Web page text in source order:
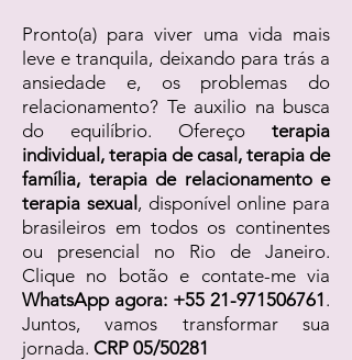
Pronto(a) para viver uma vida mais
leve e tranquila, deixando para trás a
ansiedade e, os problemas do
relacionamento? Te auxilio na busca
do equilíbrio. Ofereço terapia
individual, terapia de casal, terapia de
família, terapia de relacionamento e
terapia sexual , disponível online para
brasileiros em todos os continentes
ou presencial no Rio de Janeiro.
Clique no botão e contate-me via
WhatsApp agora: +55 21-971506761 .
Juntos, vamos transformar sua
jornada. CRP 05/50281